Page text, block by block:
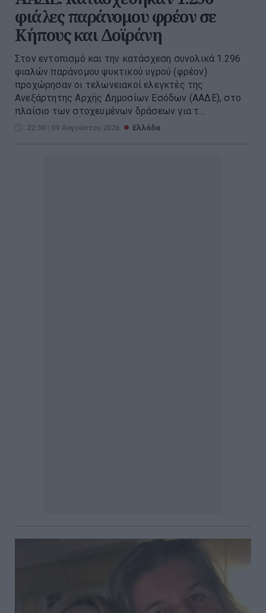
φιάλες παράνομου φρέον σε
Κήπους και Δοϊράνη
Στον εντοπισμό και την κατάσχεση συνολικά 1.296
φιαλών παράνομου ψυκτικού υγρού (φρέον)
προχώρησαν οι τελωνειακοί ελεγκτές της
Ανεξάρτητης Αρχής Δημοσίων Εσόδων (ΑΑΔΕ), στο
πλαίσιο των στοχευμένων δράσεων για τ...
22:30 | 09 Αυγούστου 2026 Ελλάδα